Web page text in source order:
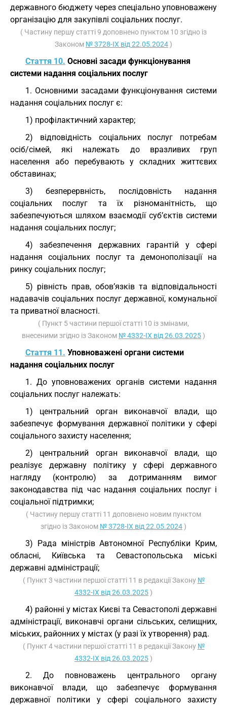
державного бюджету через спеціально уповноважену
організацію для закупівлі соціальних послуг.
( Частину першу статті 9 доповнено пунктом 10 згідно із
Законом № 3728-IX від 22.05.2024)
Стаття 10. Основні засади функціонування
системи надання соціальних послуг
1. Основними засадами функціонування системи
надання соціальних послуг є:
1) профілактичний характер;
2) відповідність соціальних послуг потребам
осіб/сімей, які належать до вразливих груп
населення або перебувають у складних життєвих
обставинах;
3) безперервність, послідовність надання
соціальних послуг та їх різноманітність, що
забезпечуються шляхом взаємодії суб’єктів системи
надання соціальних послуг;
4) забезпечення державних гарантій у сфері
надання соціальних послуг та демонополізації на
ринку соціальних послуг;
5) рівність прав, обов’язків та відповідальності
надавачів соціальних послуг державної, комунальної
та приватної власності.
( Пункт 5 частини першої статті 10 із змінами,
внесеними згідно із Законом № 4332-IX від 26.03.2025)
Стаття 11. Уповноважені органи системи
надання соціальних послуг
1. До уповноважених органів системи надання
соціальних послуг належать:
1) центральний орган виконавчої влади, що
забезпечує формування державної політики у сфері
соціального захисту населення;
2) центральний орган виконавчої влади, що
реалізує державну політику у сфері державного
нагляду (контролю) за дотриманням вимог
законодавства під час надання соціальних послуг і
соціальної підтримки;
( Частину першу статті 11 доповнено новим пунктом
згідно із Законом № 3728-IX від 22.05.2024)
3) Рада міністрів Автономної Республіки Крим,
обласні, Київська та Севастопольська міські
державні адміністрації;
( Пункт 3 частини першої статті 11 в редакції Закону №
4332-IX від 26.03.2025)
4) районні у містах Києві та Севастополі державні
адміністрації, виконавчі органи сільських, селищних,
міських, районних у містах (у разі їх утворення) рад.
( Пункт 4 частини першої статті 11 в редакції Закону №
4332-IX від 26.03.2025)
2. До повноважень центрального органу
виконавчої влади, що забезпечує формування
державної політики у сфері соціального захисту